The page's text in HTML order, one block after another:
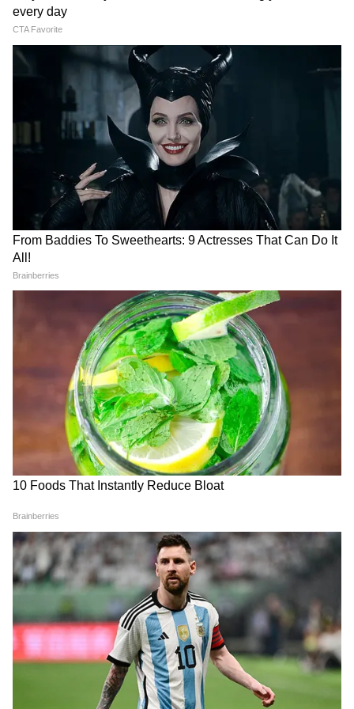
7
Image Credit :
কখন পিএফ-এর টাকা তোলা যাবে?
EPFO-এর নিয়ম অনুযায়ী, যদি কোনও কর্মচারী
চাকরি ছাড়ার পর টানা ৬০ দিন বেকার থাকেন,
তাহলে তিনি তাঁর পিএফ-এর ব্যালেন্স দাবি করতে
পারেন। যদি কর্মচারী অবিলম্বে অন্য চাকরিতে যোগ
করে পিএফ অ্যাকাউন্টটি ক্যারি ফরওয়ার্ড করে
দেবেন, ফলে টাকা তোলার প্রয়োজন হবে না।
4
Image Credit :
পুরো টাকা কি তোলা যাবে?
যদি আপনি চাকরি ছেড়ে দেন এবং নতুন কোনও
চাকরি না পেয়ে থাকেন, তাহলে নিয়ম অনুযায়ী
পিএফ-এর টাকা তোলা যাবে। তবে, এমপ্লয়িজ
পেনশন স্কিম (EPS)-এর নিয়ম ভিন্ন।